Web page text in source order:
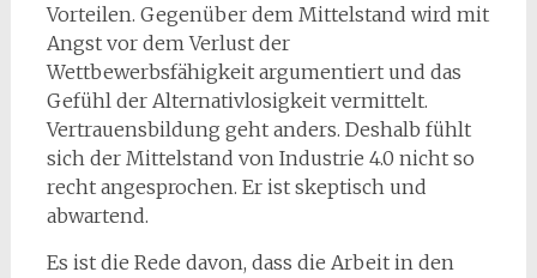
Vorteilen. Gegenüber dem Mittelstand wird mit
Angst vor dem Verlust der
Wettbewerbsfähigkeit argumentiert und das
Gefühl der Alternativlosigkeit vermittelt.
Vertrauensbildung geht anders. Deshalb fühlt
sich der Mittelstand von Industrie 4.0 nicht so
recht angesprochen. Er ist skeptisch und
abwartend.
Es ist die Rede davon, dass die Arbeit in den